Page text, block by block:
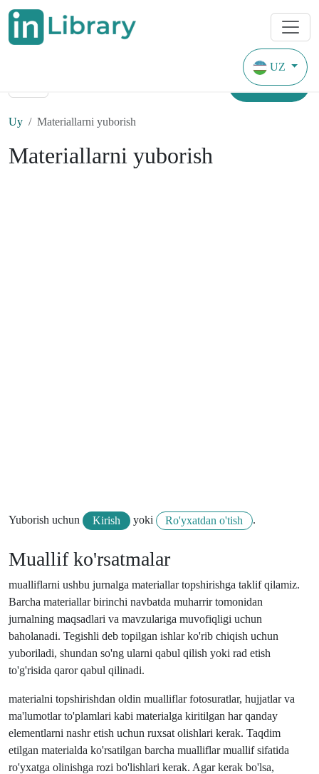
UZ
Topish
Uy Materiallarni yuborish
Materiallarni yuborish
Yuborish uchun Kirish yoki Ro'yxatdan o'tish .
Muallif ko'rsatmalar
mualliflarni ushbu jurnalga materiallar topshirishga taklif qilamiz.
Barcha materiallar birinchi navbatda muharrir tomonidan
jurnalning maqsadlari va mavzulariga muvofiqligi uchun
baholanadi. Tegishli deb topilgan ishlar ko'rib chiqish uchun
yuboriladi, shundan so'ng ularni qabul qilish yoki rad etish
to'g'risida qaror qabul qilinadi.
materialni topshirishdan oldin mualliflar fotosuratlar, hujjatlar va
ma'lumotlar to'plamlari kabi materialga kiritilgan har qanday
elementlarni nashr etish uchun ruxsat olishlari kerak. Taqdim
etilgan materialda ko'rsatilgan barcha mualliflar muallif sifatida
ro'yxatga olinishga rozi bo'lishlari kerak. Agar kerak bo'lsa,